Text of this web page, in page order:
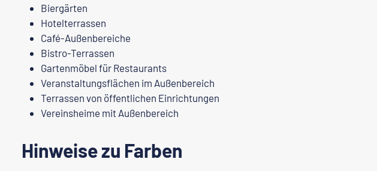
Biergärten
Hotelterrassen
Café-Außenbereiche
Bistro-Terrassen
Gartenmöbel für Restaurants
Veranstaltungsflächen im Außenbereich
Terrassen von öffentlichen Einrichtungen
Vereinsheime mit Außenbereich
Hinweise zu Farben